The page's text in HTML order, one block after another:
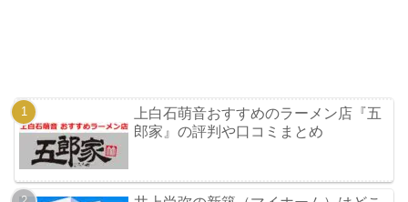
上白石萌音おすすめのラーメン店『五
郎家』の評判や口コミまとめ